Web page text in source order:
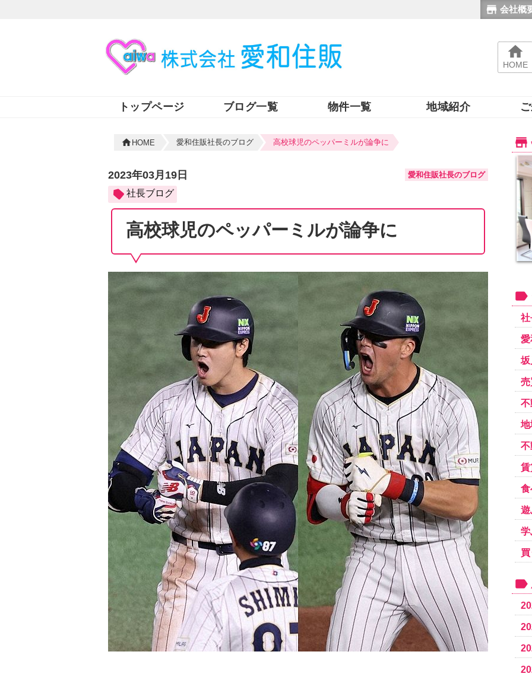
会社概
HOME
トップページ ブログ一覧 物件一覧 地域紹介
HOME 愛和住販社長のブログ 高校球児のペッパーミルが論争に
2023年03月19日 愛和住販社長のブログ
社長ブログ
高校球児のペッパーミルが論争に
社
愛
坂
売
不
地
不
賃
食
遊
学
買